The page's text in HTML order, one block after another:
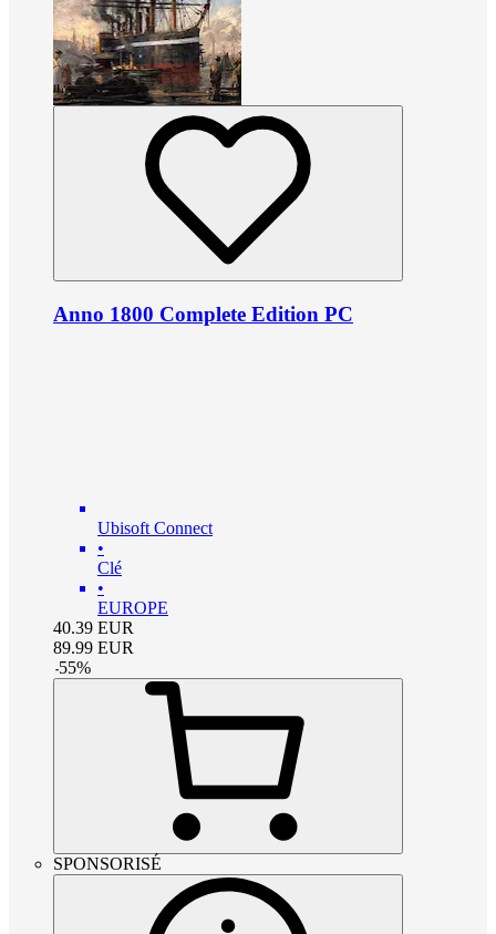
Anno 1800 Complete Edition PC
Ubisoft Connect
•
Clé
•
EUROPE
40.39 EUR
89.99 EUR
-55%
SPONSORISÉ